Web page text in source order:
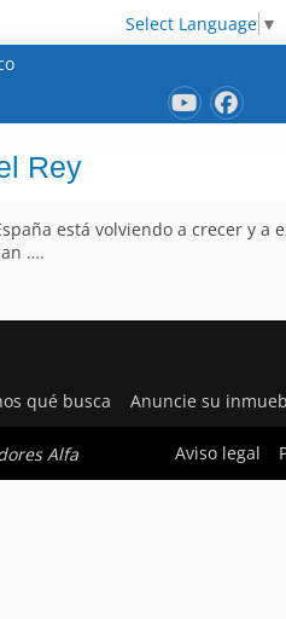
Select Language ▼
Rey
está volviendo a crecer y a
….
qué busca Anuncie su
Alfa Aviso legal